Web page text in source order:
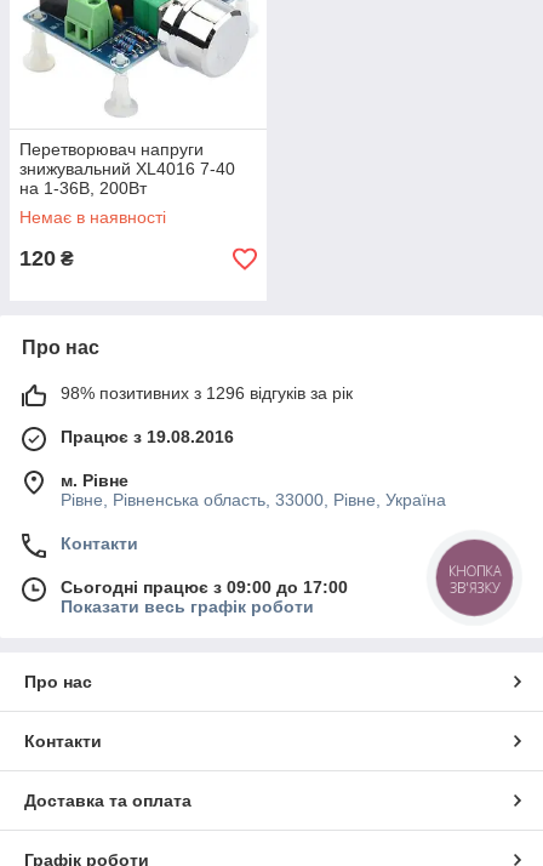
Перетворювач напруги
знижувальний XL4016 7-40
на 1-36В, 200Вт
Немає в наявності
120 ₴
Про нас
98% позитивних з 1296 відгуків за рік
Працює з 19.08.2016
м. Рівне
Рівне, Рівненська область, 33000, Рівне, Україна
Контакти
Сьогодні працює з 09:00 до 17:00
Показати весь графік роботи
Про нас
Контакти
Доставка та оплата
Графік роботи
КНОПКА
ЗВ'ЯЗКУ